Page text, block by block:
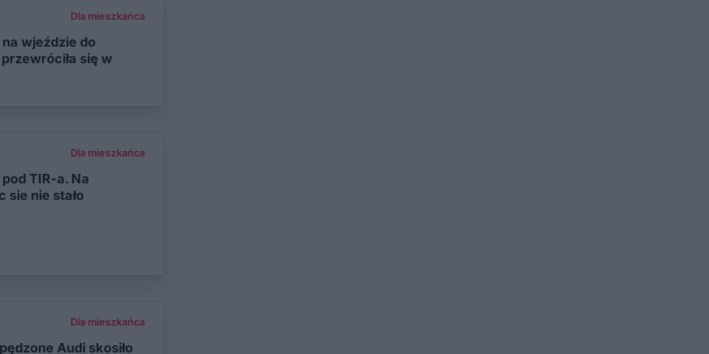
Dla mieszkańca
wjeździe do
się w
Dla mieszkańca
TIR-a. Na
sie nie stało
Dla mieszkańca
Audi skosiło